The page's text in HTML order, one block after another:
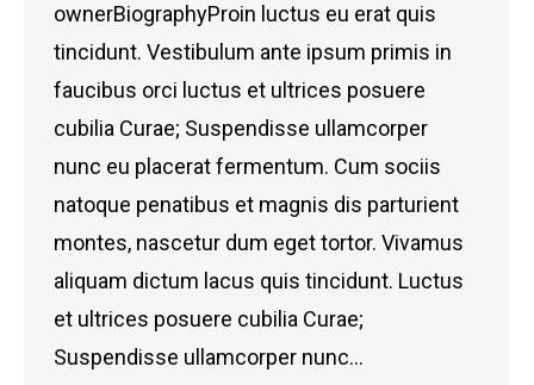
ownerBiographyProin luctus eu erat quis
tincidunt. Vestibulum ante ipsum primis in
faucibus orci luctus et ultrices posuere
cubilia Curae; Suspendisse ullamcorper
nunc eu placerat fermentum. Cum sociis
natoque penatibus et magnis dis parturient
montes, nascetur dum eget tortor. Vivamus
aliquam dictum lacus quis tincidunt. Luctus
et ultrices posuere cubilia Curae;
Suspendisse ullamcorper nunc…